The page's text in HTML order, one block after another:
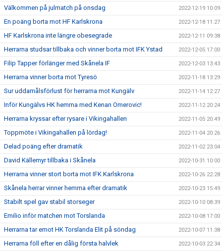
Välkommen på julmatch på onsdag 2022-12-19 10:09
En poäng borta mot HF Karlskrona 2022-12-18 11:27
HF Karlskrona inte längre obesegrade 2022-12-11 09:38
Herrarna studsar tillbaka och vinner borta mot IFK Ystad 2022-12-05 17:00
Filip Tapper förlänger med Skånela IF 2022-12-03 13:43
Herrarna vinner borta mot Tyresö 2022-11-18 13:29
Sur uddamålsförlust för herrarna mot Kungälv 2022-11-14 12:27
Inför Kungälvs HK hemma med Kenan Omerovic! 2022-11-12 20:24
Herrarna kryssar efter rysare i Vikingahallen 2022-11-05 20:49
Toppmöte i Vikingahallen på lördag! 2022-11-04 20:26
Delad poäng efter dramatik 2022-11-02 23:04
David Källemyr tillbaka i Skånela 2022-10-31 10:00
Herrarna vinner stort borta mot IFK Karlskrona 2022-10-26 22:28
Skånela herrar vinner hemma efter dramatik 2022-10-23 15:49
Stabilt spel gav stabil storseger 2022-10-10 08:39
Emilio inför matchen mot Torslanda 2022-10-08 17:00
Herrarna tar emot HK Torslanda Elit på söndag 2022-10-07 11:38
Herrarna föll efter en dålig första halvlek 2022-10-03 22:34